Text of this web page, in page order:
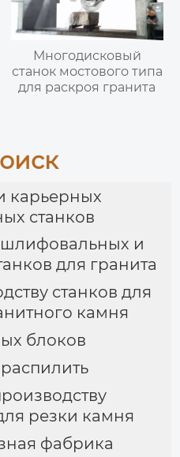
Многодисковый
станок мостового типа
для раскроя гранита
карьерных
станков
и
для гранита
станков для
камня
блоков
резки камня
фабрика